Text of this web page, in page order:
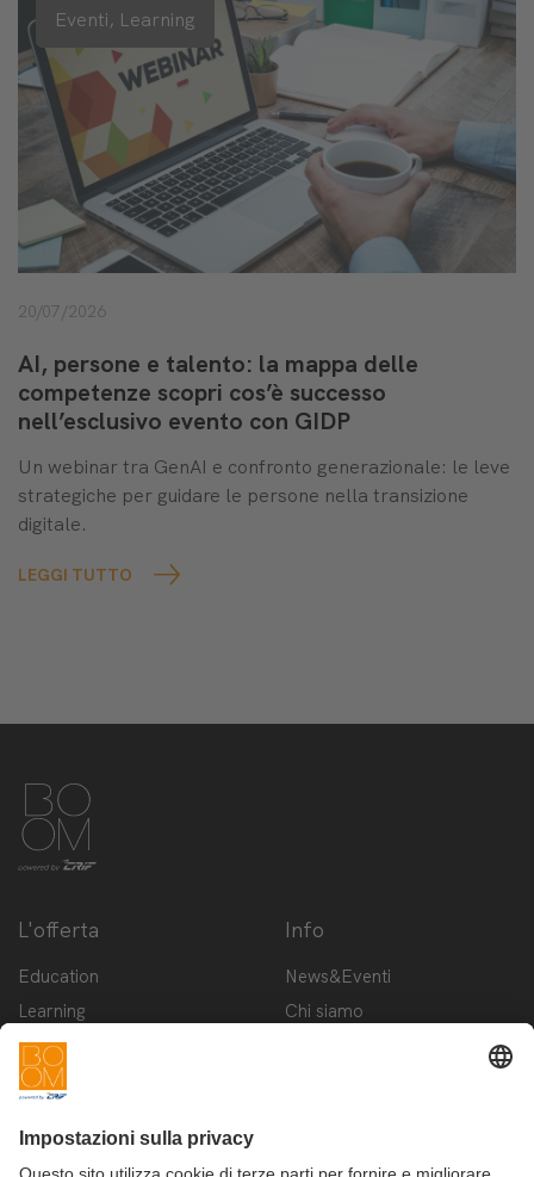
Eventi, Learning
20/07/2026
AI, persone e talento: la mappa delle
competenze scopri cos’è successo
nell’esclusivo evento con GIDP
Un webinar tra GenAI e confronto generazionale: le leve
strategiche per guidare le persone nella transizione
digitale.
LEGGI TUTTO
L'offerta
Education
Learning
Innovation
Startup
Info
News&Eventi
Chi siamo